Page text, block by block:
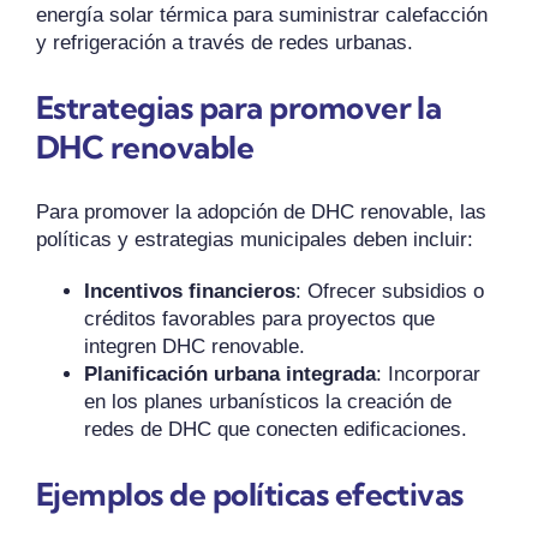
energía solar térmica para suministrar calefacción
y refrigeración a través de redes urbanas.
Estrategias para promover la
DHC renovable
Para promover la adopción de DHC renovable, las
políticas y estrategias municipales deben incluir:
Incentivos financieros: Ofrecer subsidios o
créditos favorables para proyectos que
integren DHC renovable.
Planificación urbana integrada: Incorporar
en los planes urbanísticos la creación de
redes de DHC que conecten edificaciones.
Ejemplos de políticas efectivas